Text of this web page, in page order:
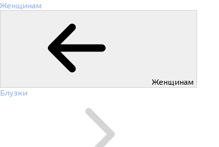
Женщинам
Женщинам
Блузки